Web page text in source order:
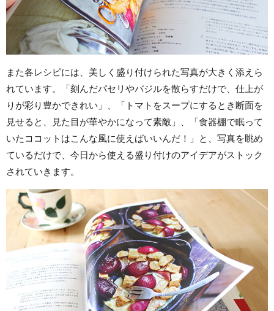
また各レシピには、美しく盛り付けられた写真が大きく添えら
れています。「刻んだパセリやバジルを散らすだけで、仕上が
りが彩り豊かできれい」、「トマトをスープにするとき断面を
見せると、見た目が華やかになって素敵」、「食器棚で眠って
いたココットはこんな風に使えばいいんだ！」と、写真を眺め
ているだけで、今日から使える盛り付けのアイデアがストック
されていきます。